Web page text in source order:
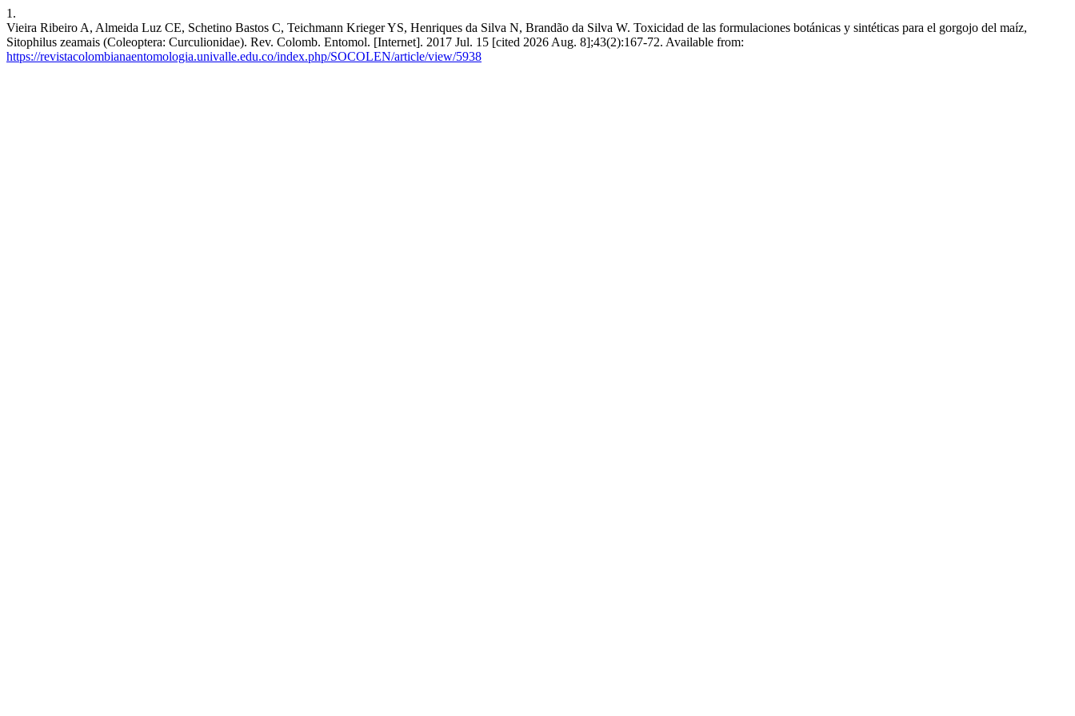
1.
Vieira Ribeiro A, Almeida Luz CE, Schetino Bastos C, Teichmann Krieger YS, Henriques da Silva N, Brandão da Silva W. Toxicidad de las formulaciones botánicas y sintéticas para el gorgojo del maíz,
Sitophilus zeamais (Coleoptera: Curculionidae). Rev. Colomb. Entomol. [Internet]. 2017 Jul. 15 [cited 2026 Aug. 8];43(2):167-72. Available from:
https://revistacolombianaentomologia.univalle.edu.co/index.php/SOCOLEN/article/view/5938